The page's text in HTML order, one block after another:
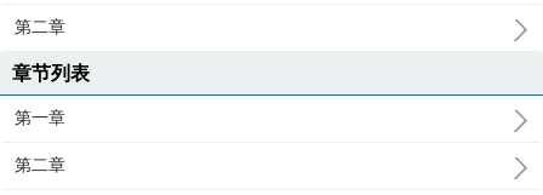
第二章
章节列表
第一章
第二章